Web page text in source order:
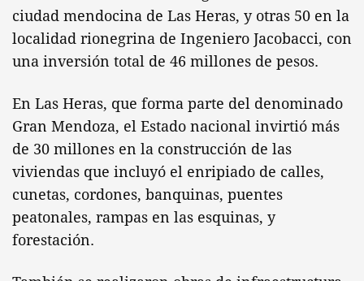
ciudad mendocina de Las Heras, y otras 50 en la
localidad rionegrina de Ingeniero Jacobacci, con
una inversión total de 46 millones de pesos.
En Las Heras, que forma parte del denominado
Gran Mendoza, el Estado nacional invirtió más
de 30 millones en la construcción de las
viviendas que incluyó el enripiado de calles,
cunetas, cordones, banquinas, puentes
peatonales, rampas en las esquinas, y
forestación.